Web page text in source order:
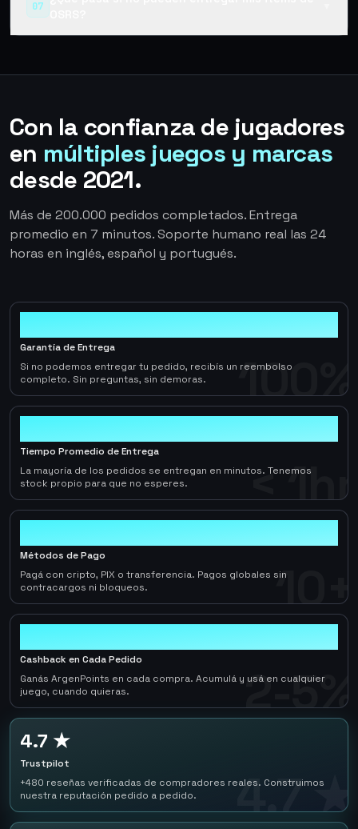
07
OSRS?
Con la confianza de jugadores
en múltiples juegos y marcas
desde 2021.
Más de 200.000 pedidos completados. Entrega
promedio en 7 minutos. Soporte humano real las 24
horas en inglés, español y portugués.
100%
Garantía de Entrega
Si no podemos entregar tu pedido, recibís un reembolso
completo. Sin preguntas, sin demoras.
< 1hr
Tiempo Promedio de Entrega
La mayoría de los pedidos se entregan en minutos. Tenemos
stock propio para que no esperes.
10+
Métodos de Pago
Pagá con cripto, PIX o transferencia. Pagos globales sin
contracargos ni bloqueos.
2-5%
Cashback en Cada Pedido
Ganás ArgenPoints en cada compra. Acumulá y usá en cualquier
juego, cuando quieras.
4.7 ★
4.7 ★
Trustpilot
+480 reseñas verificadas de compradores reales. Construimos
nuestra reputación pedido a pedido.